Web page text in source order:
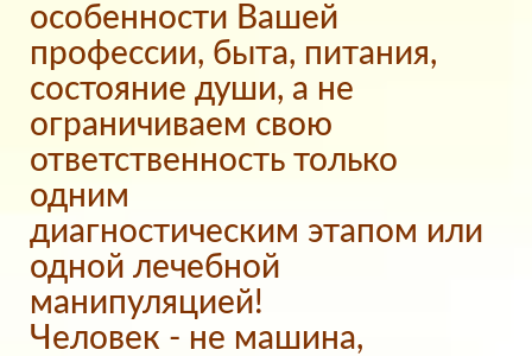
особенности Вашей
профессии, быта, питания,
состояние души, а не
ограничиваем свою
ответственность только
одним
диагностическим этапом или
одной лечебной
манипуляцией!
Человек - не машина,